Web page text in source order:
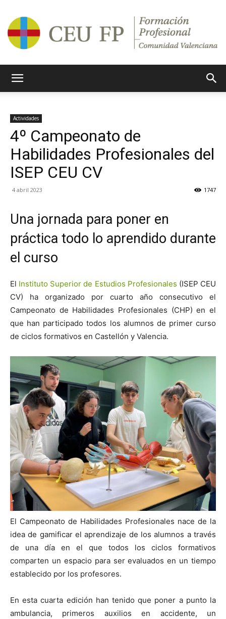
Formativos
CV
Actividades
4º Campeonato de
Habilidades Profesionales del
ISEP CEU CV
4 abril 2023 1747
Una jornada para poner en
práctica todo lo aprendido durante
el curso
El Instituto Superior de Estudios Profesionales (ISEP CEU
CV) ha organizado por cuarto año consecutivo el
Campeonato de Habilidades Profesionales (CHP) en el
que han participado todos los alumnos de primer curso
de ciclos formativos en Castellón y Valencia.
El Campeonato de Habilidades Profesionales nace de la
idea de gamificar el aprendizaje de los alumnos a través
de una día en el que todos los ciclos formativos
comparten un espacio para ser evaluados en un tiempo
establecido por los profesores.
En esta cuarta edición han tenido que poner a punto la
ambulancia, primeros auxilios en accidente, un